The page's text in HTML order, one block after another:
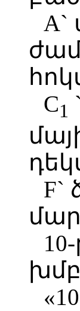
A`
C1
F`